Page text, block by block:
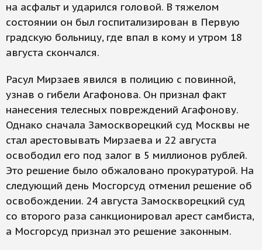
на асфальт и ударился головой. В тяжелом
состоянии он был госпитализирован в Первую
градскую больницу, где впал в кому и утром 18
августа скончался.
Расул Мирзаев явился в полицию с повинной,
узнав о гибели Агафонова. Он признал факт
нанесения телесных повреждений Агафонову.
Однако сначала Замоскворецкий суд Москвы не
стал арестовывать Мирзаева и 22 августа
освободил его под залог в 5 миллионов рублей.
Это решение было обжаловано прокуратурой. На
следующий день Мосгорсуд отменил решение об
освобождении. 24 августа Замоскворецкий суд
со второго раза санкционировал арест самбиста,
а Мосгорсуд признал это решение законным.